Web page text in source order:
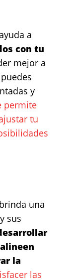
a
con tu
mejor a
y
permite
tu
una
sus
la
las